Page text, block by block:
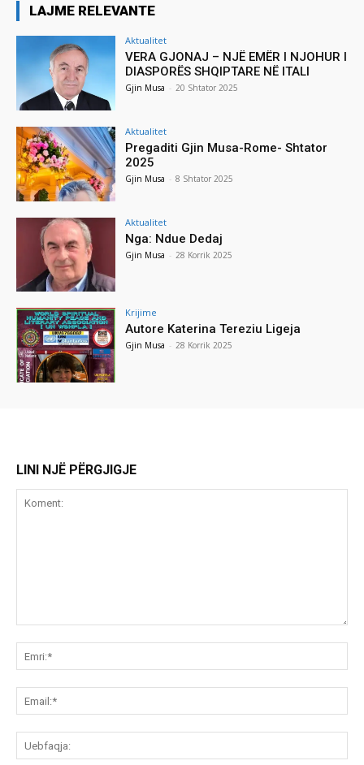
LAJME RELEVANTE
Aktualitet
VERA GJONAJ – NJË EMËR I NJOHUR I
DIASPORËS SHQIPTARE NË ITALI
Gjin Musa - 20 Shtator 2025
Aktualitet
Pregaditi Gjin Musa-Rome- Shtator
2025
Gjin Musa - 8 Shtator 2025
Aktualitet
Nga: Ndue Dedaj
Gjin Musa - 28 Korrik 2025
Krijime
Autore Katerina Tereziu Ligeja
Gjin Musa - 28 Korrik 2025
LINI NJË PËRGJIGJE